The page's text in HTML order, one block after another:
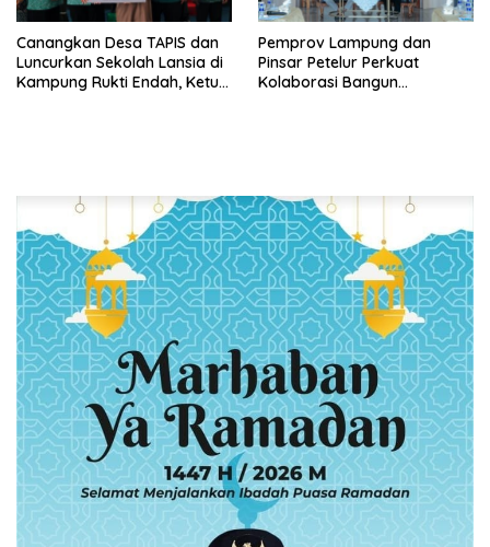
Canangkan Desa TAPIS dan
Luncurkan Sekolah Lansia di
Kampung Rukti Endah, Ketua
Pemprov Lampung dan
Pinsar Petelur Perkuat
Kolaborasi Bangun